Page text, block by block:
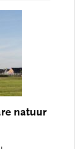
natuur